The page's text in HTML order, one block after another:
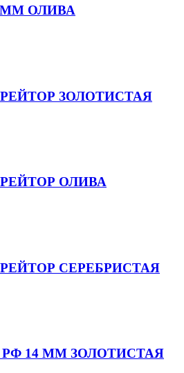
ММ ОЛИВА
ЗОЛОТИСТАЯ
ОЛИВА
СЕРЕБРИСТАЯ
14 ММ ЗОЛОТИСТАЯ